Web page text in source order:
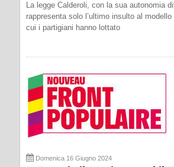
La legge Calderoli, con la sua autonomia
rappresenta solo l’ultimo insulto al
cui i partigiani hanno lottato
Domenica 16 Giugno 2024